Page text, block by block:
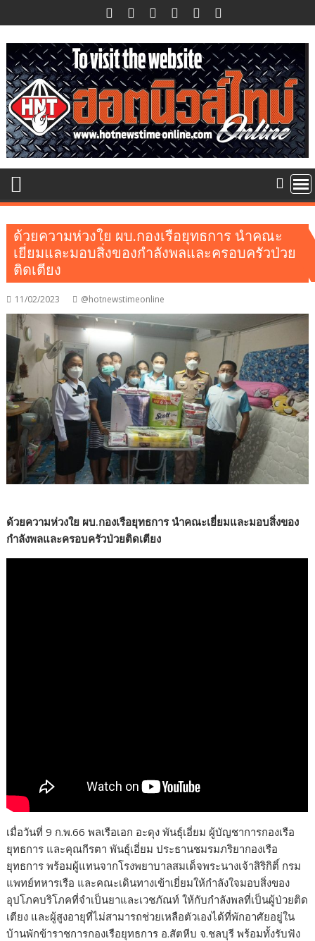
to
content
ด้วยความห่วงใย ผบ.กองเรือยุทธการ นำคณะ
เยี่ยมและมอบสิ่งของกำลังพลและครอบครัวป่วย
ติดเตียง
11/02/2023 @hotnewstimeonline
ด้วยความห่วงใย ผบ.กองเรือยุทธการ นำคณะเยี่ยมและมอบสิ่งของ
กำลังพลและครอบครัวป่วยติดเตียง
เมื่อวันที่ 9 ก.พ.66 พลเรือเอก อะดุง พันธุ์เอี่ยม ผู้บัญชาการกองเรือ
ยุทธการ และคุณกีรตา พันธุ์เอี่ยม ประธานชมรมภริยากองเรือ
ยุทธการ พร้อมผู้แทนจากโรงพยาบาลสมเด็จพระนางเจ้าสิริกิติ์ กรม
แพทย์ทหารเรือ และคณะเดินทางเข้าเยี่ยมให้กำลังใจมอบสิ่งของ
อุปโภคบริโภคที่จำเป็นยาและเวชภัณท์ ให้กับกำลังพลที่เป็นผู้ป่วยติด
เตียง และผู้สูงอายุที่ไม่สามารถช่วยเหลือตัวเองได้ที่พักอาศัยอยู่ใน
บ้านพักข้าราชการกองเรือยุทธการ อ.สัตหีบ จ.ชลบุรี พร้อมทั้งรับฟัง